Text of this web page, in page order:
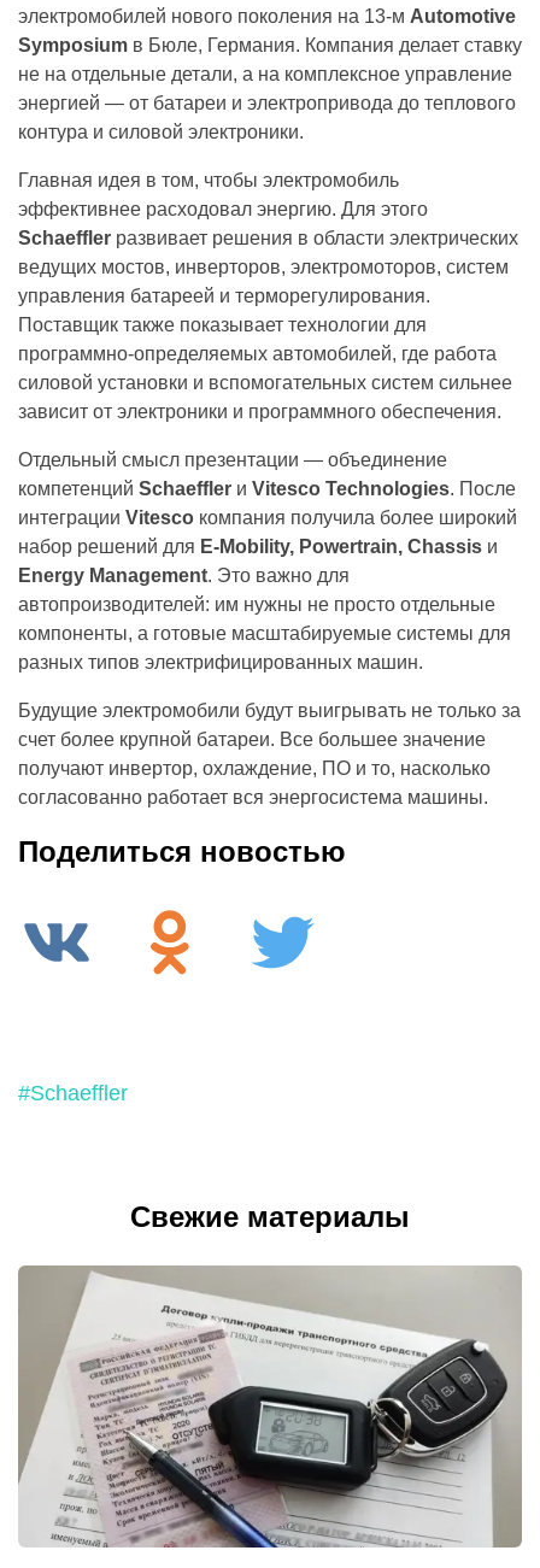
электромобилей нового поколения на 13-м Automotive
Symposium в Бюле, Германия. Компания делает ставку
не на отдельные детали, а на комплексное управление
энергией — от батареи и электропривода до теплового
контура и силовой электроники.
Главная идея в том, чтобы электромобиль
эффективнее расходовал энергию. Для этого
Schaeffler развивает решения в области электрических
ведущих мостов, инверторов, электромоторов, систем
управления батареей и терморегулирования.
Поставщик также показывает технологии для
программно-определяемых автомобилей, где работа
силовой установки и вспомогательных систем сильнее
зависит от электроники и программного обеспечения.
Отдельный смысл презентации — объединение
компетенций Schaeffler и Vitesco Technologies. После
интеграции Vitesco компания получила более широкий
набор решений для E-Mobility, Powertrain, Chassis и
Energy Management. Это важно для
автопроизводителей: им нужны не просто отдельные
компоненты, а готовые масштабируемые системы для
разных типов электрифицированных машин.
Будущие электромобили будут выигрывать не только за
счет более крупной батареи. Все большее значение
получают инвертор, охлаждение, ПО и то, насколько
согласованно работает вся энергосистема машины.
Поделиться новостью
#Schaeffler
Свежие материалы